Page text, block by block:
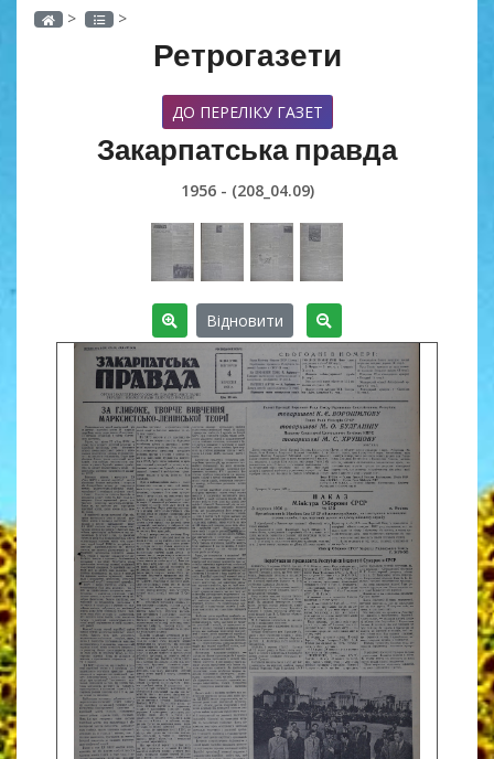
> >
Ретрогазети
ДО ПЕРЕЛІКУ ГАЗЕТ
Закарпатська правда
1956 - (208_04.09)
Відновити